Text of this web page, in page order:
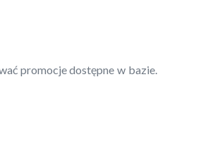
promocje dostępne w bazie.